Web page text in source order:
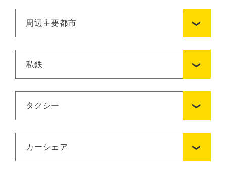
周辺主要都市
私鉄
タクシー
カーシェア